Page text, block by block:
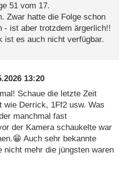
51 vom 17.
Zwar hatte die Folge schon
- ist aber trotzdem ärgerlich!!
ist es auch nicht verfügbar.
13:20
Schaue die letzte Zeit
wie Derrick, 1Ff2 usw. Was
manchmal fast
der Kamera schaukelte war
Auch sehr bekannte
nicht mehr die jüngsten waren